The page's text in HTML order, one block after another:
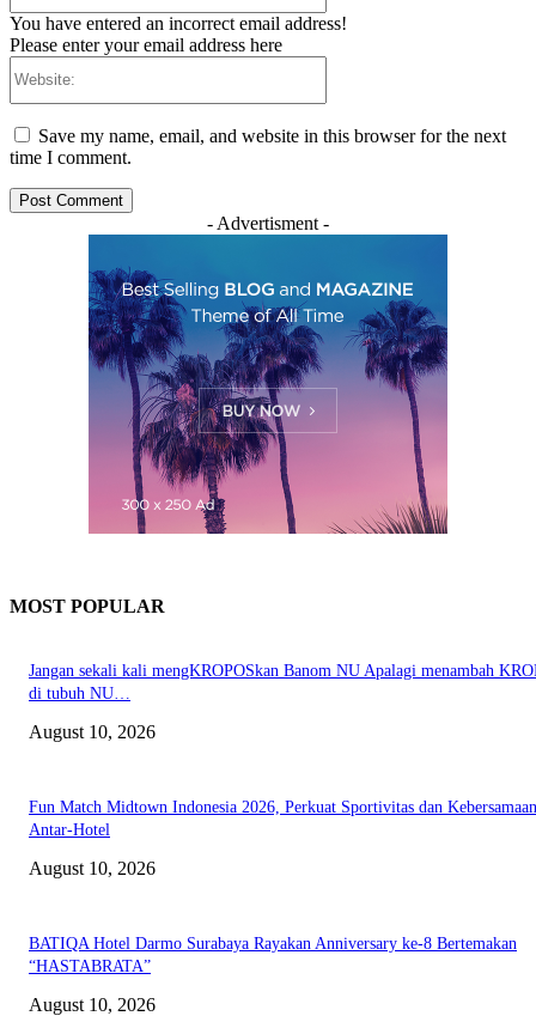
You have entered an incorrect email address!
Please enter your email address here
Save my name, email, and website in this browser for the next
time I comment.
- Advertisment -
MOST POPULAR
Jangan sekali kali mengKROPOSkan Banom NU Apalagi menambah
di tubuh NU…
August 10, 2026
Fun Match Midtown Indonesia 2026, Perkuat Sportivitas dan Kebersamaan
Antar-Hotel
August 10, 2026
BATIQA Hotel Darmo Surabaya Rayakan Anniversary ke-8 Bertemakan
“HASTABRATA”
August 10, 2026